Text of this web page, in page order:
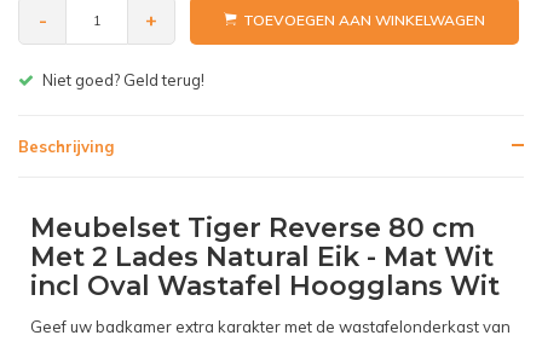
- + TOEVOEGEN AAN WINKELWAGEN
Gratis bezorgen v.a. € 150,- (NL)
Beschrijving
Meubelset Tiger Reverse 80 cm
Met 2 Lades Natural Eik - Mat Wit
incl Oval Wastafel Hoogglans Wit
Geef uw badkamer extra karakter met de wastafelonderkast van